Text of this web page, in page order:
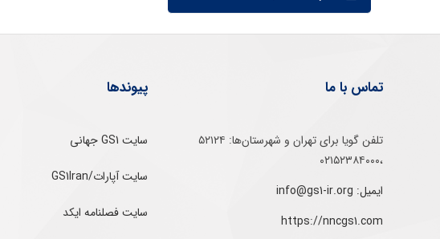
پیوندها
سایت GS1 جهانی
سایت آپارات/GS1Iran
سایت فصلنامه ایکد
تماس با ما
تلفن‌ گویا برای‌ تهران‌‌ و‌ شهرستان‌ها:‌ ۵۲۱۲۴
،۰۲۱۵۲۳۸۴۰۰۰
ایمیل: info@gs1-ir.org
https://nncgs1.com